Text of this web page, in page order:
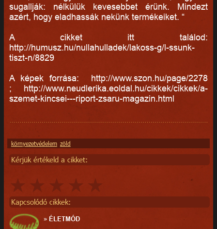
sugallják: nélkülük kevesebbet érünk. Mindezt
azért, hogy eladhassák nekünk termékeiket. “
A cikket itt találod:
http://humusz.hu/nullahulladek/lakoss-g/l-ssunk-
tiszt-n/8829
A képek forrása: http://www.szon.hu/page/2278
; http://www.neudlerika.eoldal.hu/cikkek/cikkek/a-
szemet-kincsei---riport-zsaru-magazin.html
környezetvédelem zöld
Kérjük értékeld a cikket:
Kapcsolódó cikkek:
» ÉLETMÓD